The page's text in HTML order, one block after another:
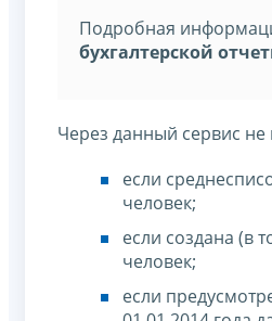
Подробная
бухгалтерской
Через данный сервис не
если
человек;
если создана (в
человек;
если